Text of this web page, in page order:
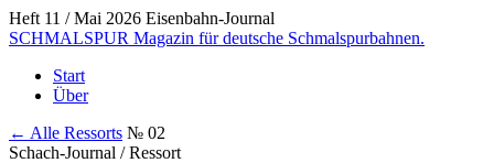
Heft 11 / Mai 2026 Eisenbahn-Journal
SCHMALSPUR Magazin für deutsche Schmalspurbahnen.
Start
Über
← Alle Ressorts № 02
Schach-Journal / Ressort